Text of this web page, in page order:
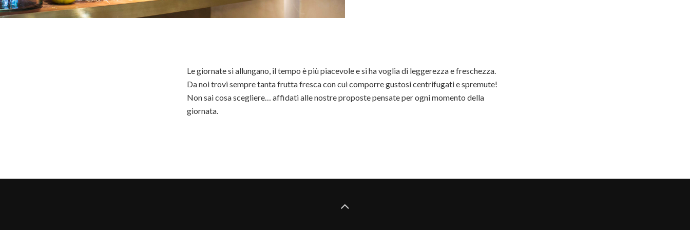
Le giornate si allungano, il tempo è più piacevole e si ha voglia di leggerezza e freschezza.
Da noi trovi sempre tanta frutta fresca con cui comporre gustosi centrifugati e spremute!
Non sai cosa scegliere… affidati alle nostre proposte pensate per ogni momento della
giornata.